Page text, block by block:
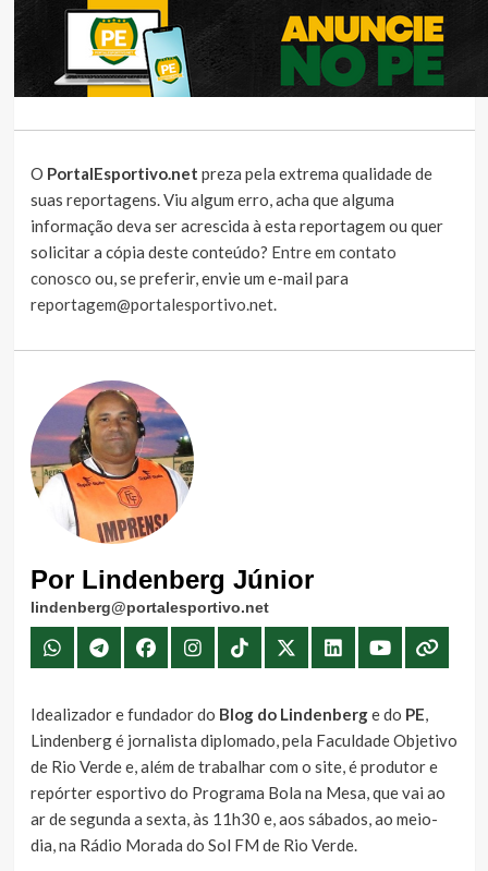
O PortalEsportivo.net preza pela extrema qualidade de
suas reportagens. Viu algum erro, acha que alguma
informação deva ser acrescida à esta reportagem ou quer
solicitar a cópia deste conteúdo? Entre em contato
conosco ou, se preferir, envie um e-mail para
reportagem@portalesportivo.net.
Por Lindenberg Júnior
lindenberg@portalesportivo.net
Idealizador e fundador do Blog do Lindenberge do PE,
Lindenberg é jornalista diplomado, pela Faculdade Objetivo
de Rio Verde e, além de trabalhar com o site, é produtor e
repórter esportivo do Programa Bola na Mesa, que vai ao
ar de segunda a sexta, às 11h30 e, aos sábados, ao meio-
dia, na Rádio Morada do Sol FM de Rio Verde.